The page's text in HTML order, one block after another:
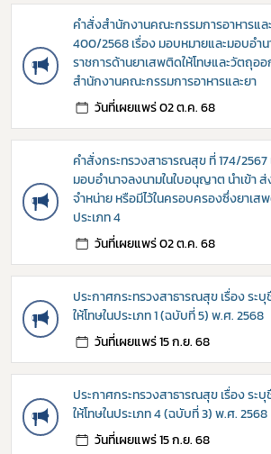
คำสั่งสำนักงานคณะกรรมการอาหารแล
400/2568 เรื่อง มอบหมายและมอบอำ
ราชการด้านยาเสพติดให้โทษและวัตถุอ
สำนักงานคณะกรรมการอาหารและยา
วันที่เผยแพร่ 02 ต.ค. 68
คำสั่งกระทรวงสาธารณสุข ที่ 174/2567
มอบอำนาจลงนามในใบอนุญาต นำเข้า
จำหน่าย หรือมีไว้ในครอบครองซึ่งยาเส
ประเภท 4
วันที่เผยแพร่ 02 ต.ค. 68
ประกาศกระทรวงสาธารณสุข เรื่อง ระ
ให้โทษในประเภท 1 (ฉบับที่ 5) พ.ศ. 2568
วันที่เผยแพร่ 15 ก.ย. 68
ประกาศกระทรวงสาธารณสุข เรื่อง ระ
ให้โทษในประเภท 4 (ฉบับที่ 3) พ.ศ. 2568
วันที่เผยแพร่ 15 ก.ย. 68
Subscribe
เลือกหัวข้อที่ท่านต้องการ
กฎหมาย
การขออนุญาต
ข่าวประชาสัมพันธ์